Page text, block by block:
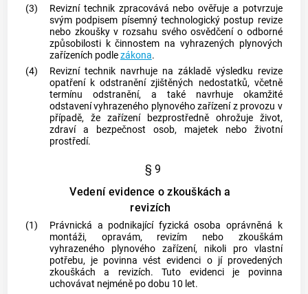
(3)
Revizní technikzpracovává nebo ověřuje a potvrzuje
svým podpisem písemný technologický postup revize
nebo zkoušky v rozsahu svého osvědčení o odborné
způsobilosti k činnostem na vyhrazených plynových
zařízeních podlezákona.
(4)
Revizní techniknavrhuje na základě výsledku revize
opatření k odstranění zjištěných nedostatků, včetně
termínu odstranění, a také navrhuje okamžité
odstavení vyhrazeného plynového zařízení z provozu v
případě, že zařízení bezprostředně ohrožuje život,
zdraví a bezpečnost osob, majetek nebo životní
prostředí.
§ 9
Vedení evidence o zkouškách a
revizích
(1)
Právnická a podnikající fyzická osoba oprávněná k
montáži, opravám, revizím nebo zkouškám
vyhrazeného plynového zařízení, nikoli pro vlastní
potřebu, je povinna vést evidenci o jí provedených
zkouškách a revizích. Tuto evidenci je povinna
uchovávat nejméně po dobu 10 let.